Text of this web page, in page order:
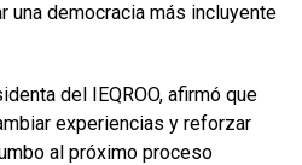
una democracia más incluyente
del IEQROO, afirmó que
experiencias y reforzar
al próximo proceso